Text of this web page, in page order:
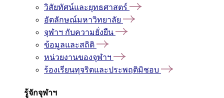
วิสัยทัศน์และยุทธศาสตร์
อัตลักษณ์มหาวิทยาลัย
จุฬาฯ กับความยั่งยืน
ข้อมูลและสถิติ
หน่วยงานของจุฬาฯ
ร้องเรียนทุจริตและประพฤติมิชอบ
รู้จักจุฬาฯ